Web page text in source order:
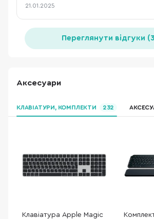
21.01.2025
Переглянути відгуки
Аксесуари
КЛАВІАТУРИ, КОМПЛЕКТИ 232
Клавіатура Apple Magic